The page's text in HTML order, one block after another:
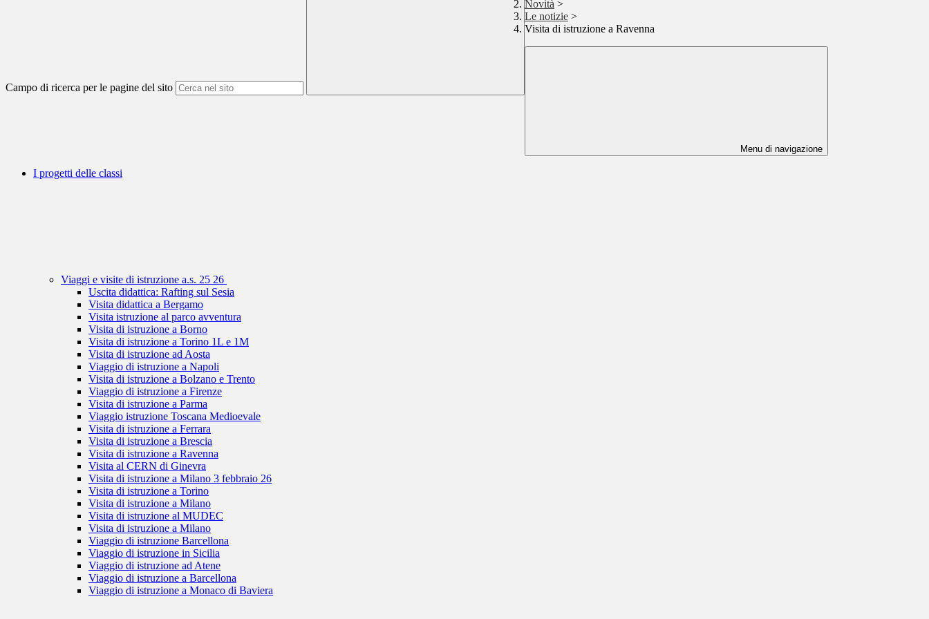
Campo di ricerca per le pagine del sito
Novità >
Le notizie >
Visita di istruzione a Ravenna
Menu di navigazione
I progetti delle classi
Viaggi e visite di istruzione a.s. 25 26
Uscita didattica: Rafting sul Sesia
Visita didattica a Bergamo
Visita istruzione al parco avventura
Visita di istruzione a Borno
Visita di istruzione a Torino 1L e 1M
Visita di istruzione ad Aosta
Viaggio di istruzione a Napoli
Visita di istruzione a Bolzano e Trento
Viaggio di istruzione a Firenze
Visita di istruzione a Parma
Viaggio istruzione Toscana Medioevale
Visita di istruzione a Ferrara
Visita di istruzione a Brescia
Visita di istruzione a Ravenna
Visita al CERN di Ginevra
Visita di istruzione a Milano 3 febbraio 26
Visita di istruzione a Torino
Visita di istruzione a Milano
Visita di istruzione al MUDEC
Visita di istruzione a Milano
Viaggio di istruzione Barcellona
Viaggio di istruzione in Sicilia
Viaggio di istruzione ad Atene
Viaggio di istruzione a Barcellona
Viaggio di istruzione a Monaco di Baviera